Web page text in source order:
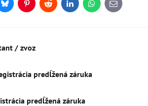
BlueskyPinterestReddit LinkedInWhatsApp
E-
mail
/ zvoz
predĺžená záruka
predĺžená záruka